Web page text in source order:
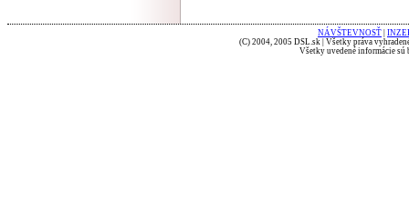
NÁVŠTEVNOSŤ
(C) 2004, 2005 DSL.sk | Všetky práva
Všetky uvedené informácie sú